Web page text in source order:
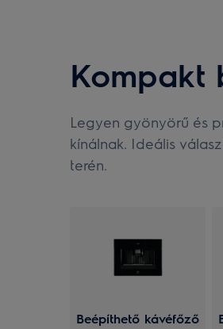
Kompakt
Legyen gyönyörű és
kínálnak. Ideális
terén.
Beépíthető kávéfőző